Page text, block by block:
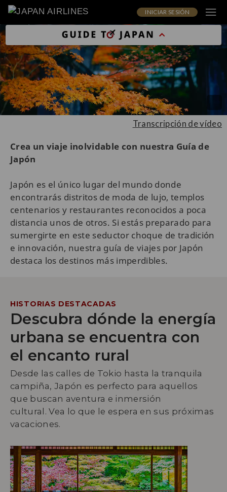
INICIAR SESIÓN
Transcripción de vídeo
Crea un viaje inolvidable con nuestra Guía de
Japón
Japón es el único lugar del mundo donde
encontrarás distritos de moda de lujo, templos
centenarios y restaurantes reconocidos a poca
distancia unos de otros. Si estás preparado para
sumergirte en este seductor choque de tradición
e innovación, nuestra guía de viajes por Japón
destaca los destinos más imperdibles.
HISTORIAS DESTACADAS
Descubra dónde la energía
urbana se encuentra con
el encanto rural
Desde las calles de Tokio hasta la tranquila
campiña, Japón es perfecto para aquellos
que buscan aventura e inmersión
cultural. Vea lo que le espera en sus próximas
vacaciones.